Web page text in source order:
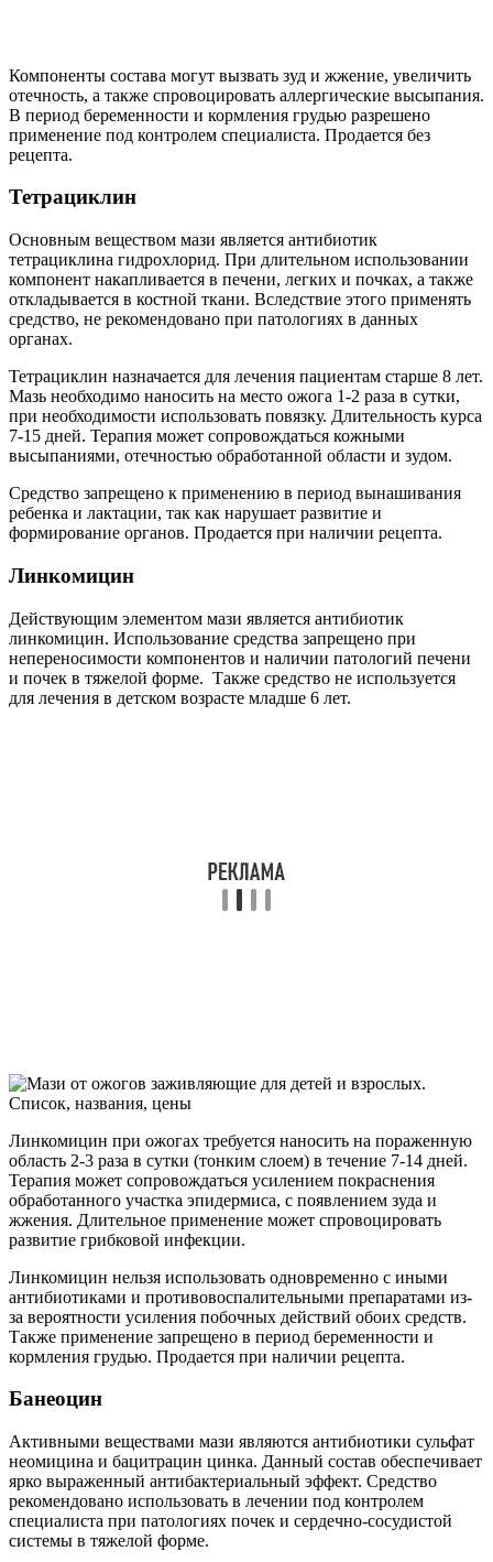
Компоненты состава могут вызвать зуд и жжение, увеличить
отечность, а также спровоцировать аллергические высыпания.
В период беременности и кормления грудью разрешено
применение под контролем специалиста. Продается без
рецепта.
Тетрациклин
Основным веществом мази является антибиотик
тетрациклина гидрохлорид. При длительном использовании
компонент накапливается в печени, легких и почках, а также
откладывается в костной ткани. Вследствие этого применять
средство, не рекомендовано при патологиях в данных
органах.
Тетрациклин назначается для лечения пациентам старше 8 лет.
Мазь необходимо наносить на место ожога 1-2 раза в сутки,
при необходимости использовать повязку. Длительность курса
7-15 дней. Терапия может сопровождаться кожными
высыпаниями, отечностью обработанной области и зудом.
Средство запрещено к применению в период вынашивания
ребенка и лактации, так как нарушает развитие и
формирование органов. Продается при наличии рецепта.
Линкомицин
Действующим элементом мази является антибиотик
линкомицин. Использование средства запрещено при
непереносимости компонентов и наличии патологий печени
и почек в тяжелой форме. Также средство не используется
для лечения в детском возрасте младше 6 лет.
Линкомицин при ожогах требуется наносить на пораженную
область 2-3 раза в сутки (тонким слоем) в течение 7-14 дней.
Терапия может сопровождаться усилением покраснения
обработанного участка эпидермиса, с появлением зуда и
жжения. Длительное применение может спровоцировать
развитие грибковой инфекции.
Линкомицин нельзя использовать одновременно с иными
антибиотиками и противовоспалительными препаратами из-
за вероятности усиления побочных действий обоих средств.
Также применение запрещено в период беременности и
кормления грудью. Продается при наличии рецепта.
Банеоцин
Активными веществами мази являются антибиотики сульфат
неомицина и бацитрацин цинка. Данный состав обеспечивает
ярко выраженный антибактериальный эффект. Средство
рекомендовано использовать в лечении под контролем
специалиста при патологиях почек и сердечно-сосудистой
системы в тяжелой форме.